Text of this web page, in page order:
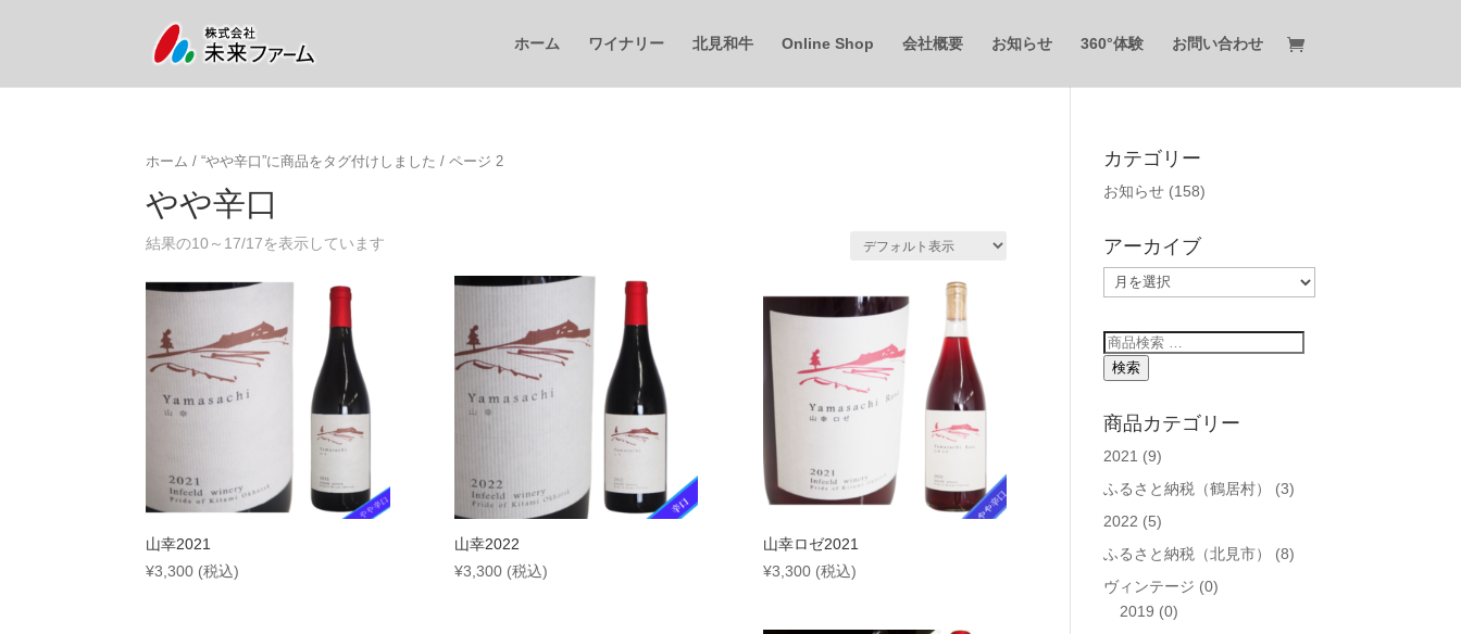
ホーム ワイナリー 北見和牛 Online Shop 会社概要 お知らせ 360°体験 お問い合わせ
ホーム /“やや辛口”に商品をタグ付けしました / ページ 2
やや辛口
結果の10～17/17を表示しています
山幸2021
¥3,300 (税込)
山幸2022
¥3,300 (税込)
山幸ロゼ2021
¥3,300 (税込)
カテゴリー
お知らせ (158)
アーカイブ
ア
ー
カ
イ
ブ
検
索
象:
検索
商品カテゴリー
2021 (9)
ふるさと納税（鶴居村）
(3)
2022 (5)
ふるさと納税（北見市）
(8)
ヴィンテージ (0)
2019 (0)